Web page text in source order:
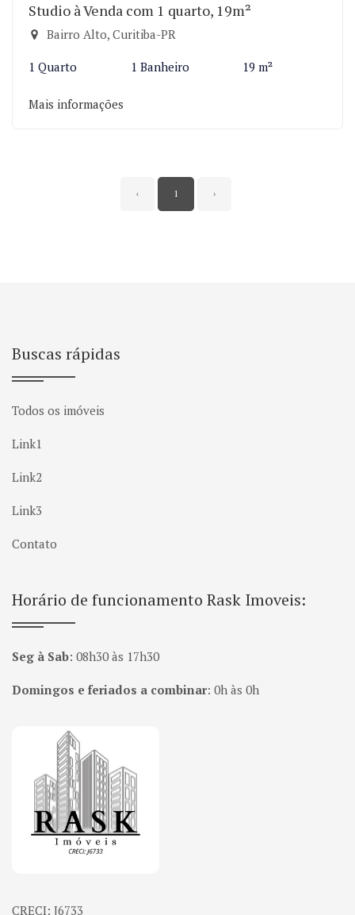
Studio à Venda com 1 quarto, 19m²
Bairro Alto, Curitiba-PR
1 Quarto 1 Banheiro 19 m²
Mais informações
‹ 1 ›
Buscas rápidas
Todos os imóveis
Link1
Link2
Link3
Contato
Horário de funcionamento Rask Imoveis:
Seg à Sab: 08h30 às 17h30
Domingos e feriados a combinar: 0h às 0h
Página inicial
CRECI: J6733